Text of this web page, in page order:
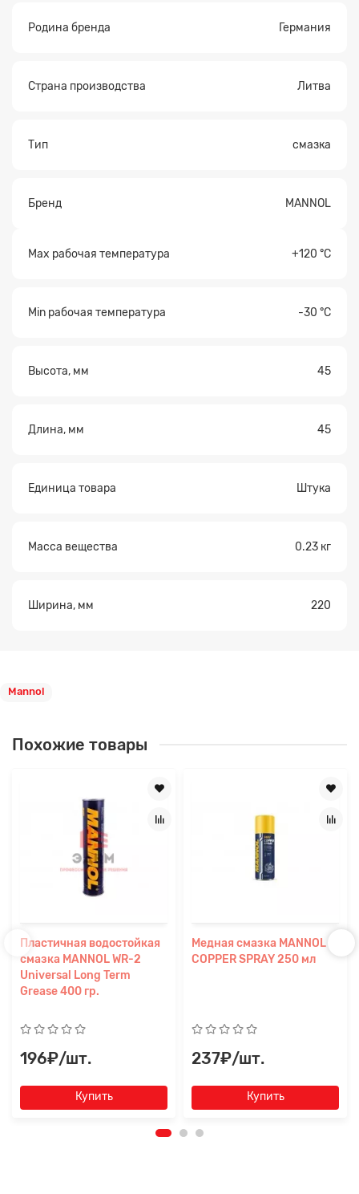
Родина бренда Германия
Страна производства Литва
Тип смазка
Бренд MANNOL
Max рабочая температура +120 °С
Min рабочая температура -30 °С
Высота, мм 45
Длина, мм 45
Единица товара Штука
Масса вещества 0.23 кг
Ширина, мм 220
Mannol
Похожие товары
Пластичная водостойкая
смазка MANNOL WR-2
Universal Long Term
Grease 400 гр.
196₽/шт.
Купить
Медная смазка MANNOL
COPPER SPRAY 250 мл
237₽/шт.
Купить
Прикрепите